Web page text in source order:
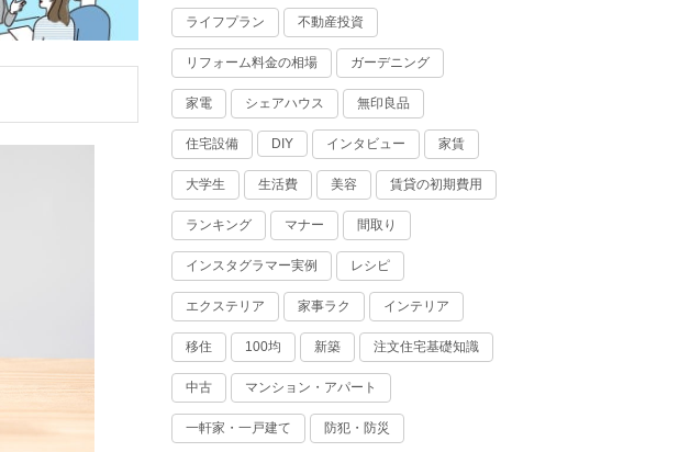
ライフプラン 不動産投資
リフォーム料金の相場 ガーデニング
家電 シェアハウス 無印良品
住宅設備 DIY インタビュー 家賃
大学生 生活費 美容 賃貸の初期費用
ランキング マナー 間取り
インスタグラマー実例 レシピ
エクステリア 家事ラク インテリア
移住 100均 新築 注文住宅基礎知識
中古 マンション・アパート
一軒家・一戸建て 防犯・防災